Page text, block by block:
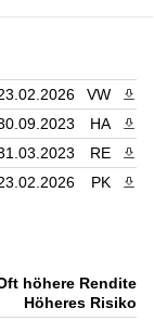
VW
HA
RE
PK
höhere Rendite
Höheres Risiko